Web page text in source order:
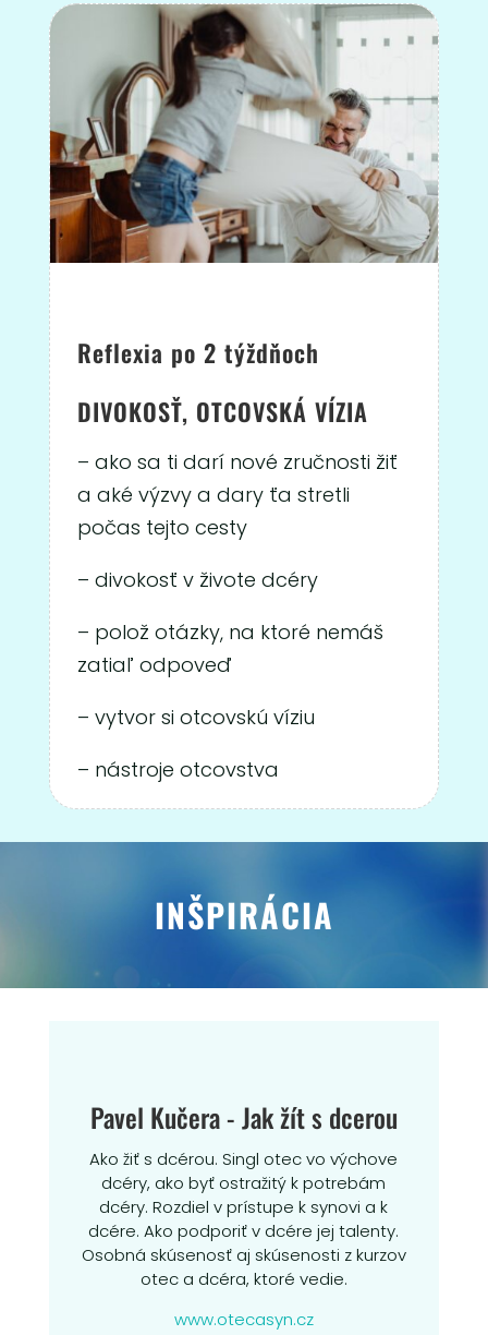
Reflexia po 2 týždňoch
DIVOKOSŤ, OTCOVSKÁ VÍZIA
– ako sa ti darí nové zručnosti žiť
a aké výzvy a dary ťa stretli
počas tejto cesty
– divokosť v živote dcéry
– polož otázky, na ktoré nemáš
zatiaľ odpoveď
– vytvor si otcovskú víziu
– nástroje otcovstva
INŠPIRÁCIA
Pavel Kučera - Jak žít s dcerou
Ako žiť s dcérou. Singl otec vo výchove
dcéry, ako byť ostražitý k potrebám
dcéry. Rozdiel v prístupe k synovi a k
dcére. Ako podporiť v dcére jej talenty.
Osobná skúsenosť aj skúsenosti z kurzov
otec a dcéra, ktoré vedie.
www.otecasyn.cz